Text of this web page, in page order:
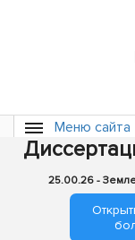
Меню сайта
25.00.26 -